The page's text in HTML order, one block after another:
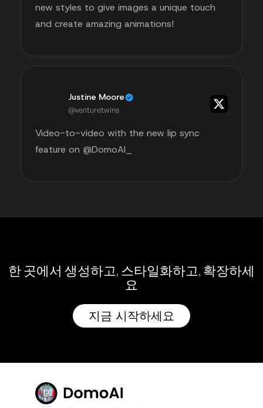
new styles to give images a unique touch
and create amazing animations!
Justine Moore
@venturetwins
Video-to-video with the new lip sync
feature on @DomoAI_
한 곳에서 생성하고, 스타일화하고, 확장하세
요
지금 시작하세요